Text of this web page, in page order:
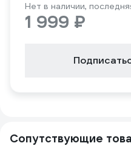
Нет в наличии,
1 999 ₽
Сопутствующие